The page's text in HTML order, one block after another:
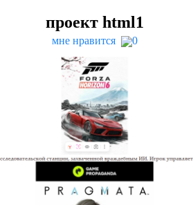
проект html 1
мне нравится 0